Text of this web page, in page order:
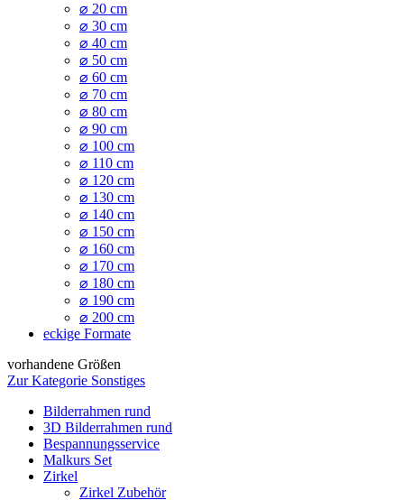
⌀ 20 cm
⌀ 30 cm
⌀ 40 cm
⌀ 50 cm
⌀ 60 cm
⌀ 70 cm
⌀ 80 cm
⌀ 90 cm
⌀ 100 cm
⌀ 110 cm
⌀ 120 cm
⌀ 130 cm
⌀ 140 cm
⌀ 150 cm
⌀ 160 cm
⌀ 170 cm
⌀ 180 cm
⌀ 190 cm
⌀ 200 cm
eckige Formate
vorhandene Größen
Zur Kategorie Sonstiges
Bilderrahmen rund
3D Bilderrahmen rund
Bespannungsservice
Malkurs Set
Zirkel
Zirkel Zubehör